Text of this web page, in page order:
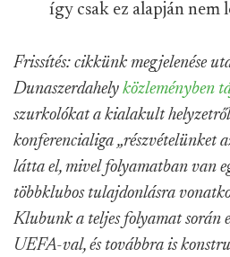
így csak ez alapján nem
Frissítés: cikkünk megjelenése
Dunaszerdahely közleményben
szurkolókat a kialakult
konferencialiga „részvételünket
látta el, mivel folyamatban van
többklubos tulajdonlásra
Klubunk a teljes folyamat során
UEFA-val, és továbbra is